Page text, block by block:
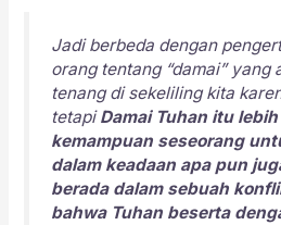
Jadi berbeda dengan
orang tentang “damai” yang
tenang di sekeliling kita
tetapiDamai Tuhan itu
kemampuan seseorang
dalam keadaan apa pun
berada dalam sebuah
bahwa Tuhan beserta